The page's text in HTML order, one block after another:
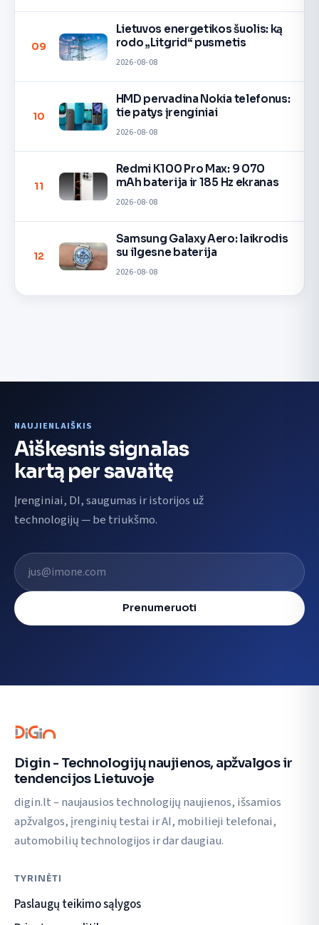
09
Lietuvos energetikos šuolis: ką
rodo „Litgrid“ pusmetis
2026-08-08
10
HMD pervadina Nokia telefonus:
tie patys įrenginiai
2026-08-08
11
Redmi K100 Pro Max: 9 070
mAh baterija ir 185 Hz ekranas
2026-08-08
12
Samsung Galaxy Aero: laikrodis
su ilgesne baterija
2026-08-08
NAUJIENLAIŠKIS
Aiškesnis signalas
kartą per savaitę
Įrenginiai, DI, saugumas ir istorijos už
technologijų — be triukšmo.
El. pašto adresas
Prenumeruoti
Digin - Technologijų naujienos, apžvalgos ir
tendencijos Lietuvoje
digin.lt – naujausios technologijų naujienos, išsamios
apžvalgos, įrenginių testai ir AI, mobilieji telefonai,
automobilių technologijos ir dar daugiau.
TYRINĖTI
Paslaugų teikimo sąlygos